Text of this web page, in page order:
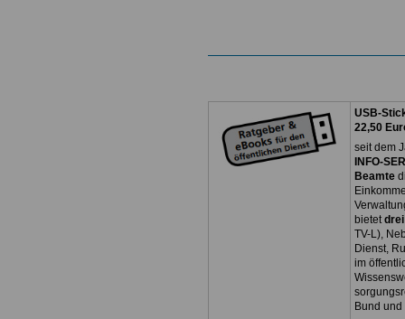
USB-
22,50
seit dem
INFO-
Beamte
bietet
TV-L),
Dienst,
im
Bund